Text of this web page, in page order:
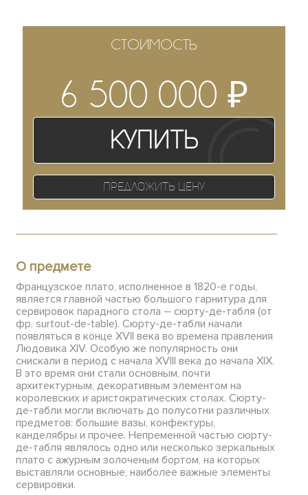
СТОИМОСТЬ
6 500 000₽
Купить
Предложить цену
О предмете
Французское плато, исполненное в 1820-е годы,
является главной частью большого гарнитура для
сервировок парадного стола – сюрту-де-табля (от
фр. surtout-de-table). Сюрту-де-табли начали
появляться в конце XVII века во времена правления
Людовика XIV. Особую же популярность они
снискали в период с начала XVIII века до начала XIX.
В это время они стали основным, почти
архитектурным, декоративным элементом на
королевских и аристократических столах. Сюрту-
де-табли могли включать до полусотни различных
предметов: большие вазы, конфектуры,
канделябры и прочее. Непременной частью сюрту-
де-табля являлось одно или несколько зеркальных
плато с ажурным золоченым бортом, на которых
выставляли основные, наиболее важные элементы
сервировки.